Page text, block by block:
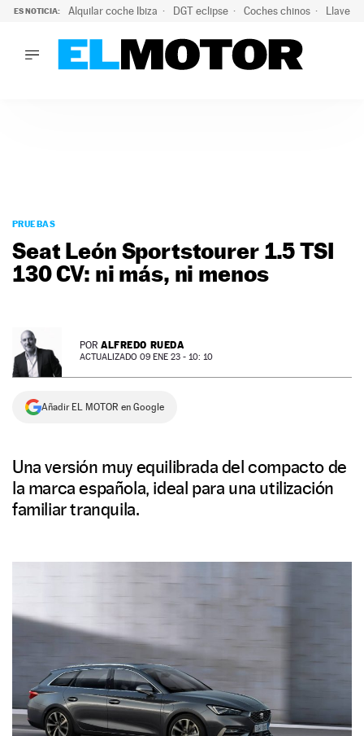
ES NOTICIA: Alquilar coche Ibiza DGT eclipse Coches chinos Llaves
PODCAST
MOTOS
TECNOLOGÍA
PREMIOS
SERVICIOS
PRUEBAS
Seat León Sportstourer 1.5 TSI
130 CV: ni más, ni menos
POR ALFREDO RUEDA
ACTUALIZADO 09 ENE 23 - 10: 10
Añadir EL MOTOR en Google
Una versión muy equilibrada del compacto de
la marca española, ideal para una utilización
familiar tranquila.